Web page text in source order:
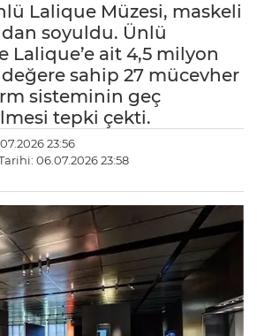
Lalique Müzesi, maskeli
soyuldu. Ünlü
Lalique’e ait 4,5 milyon
sahip 27 mücevher
sisteminin geç
tepki çekti.
23:56
06.07.2026 23:58